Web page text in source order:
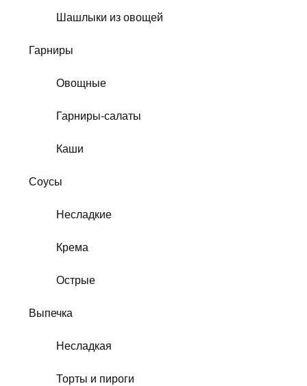
Шашлыки из овощей
Гарниры
Овощные
Гарниры-салаты
Каши
Соусы
Несладкие
Крема
Острые
Выпечка
Несладкая
Торты и пироги